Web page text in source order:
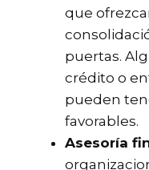
que
puertas.
crédito o
pueden
favorables.
Asesoría